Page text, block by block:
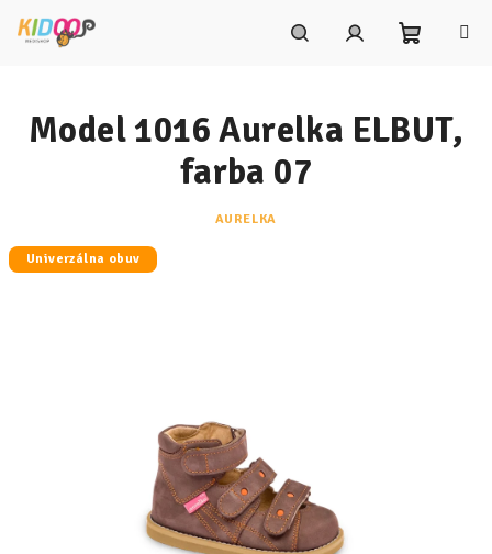
košík
Model 1016 Aurelka ELBUT,
farba 07
AURELKA
Univerzálna obuv